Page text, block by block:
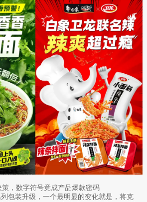
，数字符号竟成产品爆款密码
包装升级，一个最明显的变化就是，将克